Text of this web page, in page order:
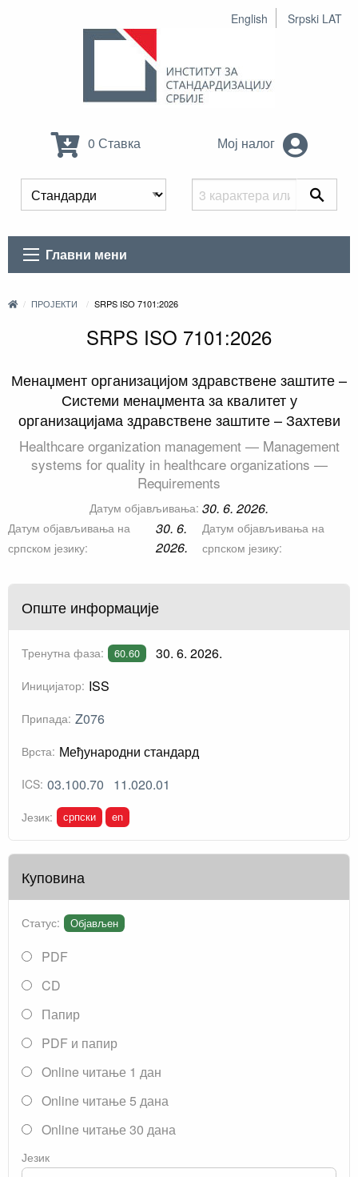
English Srpski LAT
0 Ставка Мој налог
Главни мени
ПРОЈЕКТИ SRPS ISO 7101:2026
SRPS ISO 7101:2026
Менаџмент организацијом здравствене заштите –
Системи менаџмента за квалитет у
организацијама здравствене заштите – Захтеви
Healthcare organization management — Management
systems for quality in healthcare organizations —
Requirements
Датум објављивања: 30. 6. 2026.
Датум објављивања на
српском језику:
30. 6.
2026.
Датум објављивања на
српском језику:
Опште информације
Тренутна фаза: 60.60 30. 6. 2026.
Иницијатор: ISS
Припада: Z076
Врста: Међународни стандард
ICS: 03.100.70 11.020.01
Језик: српски en
Куповина
Статус: Објављен
PDF
CD
Папир
PDF и папир
Online читање 1 дан
Online читање 5 дана
Online читање 30 дана
Језик